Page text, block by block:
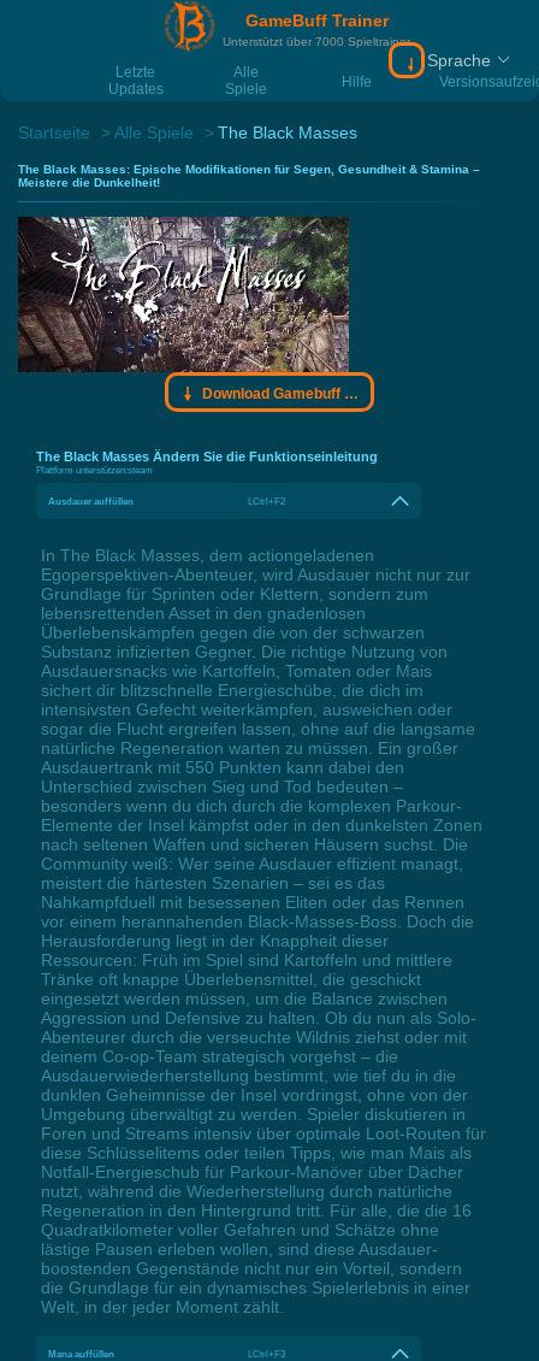
GameBuff Trainer
Unterstützt über 7000 Spieltrainer
Letzte
Updates
Alle
Spiele
Hilfe
Download
Sprache
Startseite Alle Spiele The Black Masses
The Black Masses: Epische Modifikationen für Segen, Gesundheit & Stamina –
Meistere die Dunkelheit!
Download Gamebuff Trainer
The Black Masses Ändern Sie die Funktionseinleitung
Plattform unterstützen:steam
Ausdauer auffüllen LCtrl+F2
In The Black Masses, dem actiongeladenen
Egoperspektiven-Abenteuer, wird Ausdauer nicht nur zur
Grundlage für Sprinten oder Klettern, sondern zum
lebensrettenden Asset in den gnadenlosen
Überlebenskämpfen gegen die von der schwarzen
Substanz infizierten Gegner. Die richtige Nutzung von
Ausdauersnacks wie Kartoffeln, Tomaten oder Mais
sichert dir blitzschnelle Energieschübe, die dich im
intensivsten Gefecht weiterkämpfen, ausweichen oder
sogar die Flucht ergreifen lassen, ohne auf die langsame
natürliche Regeneration warten zu müssen. Ein großer
Ausdauertrank mit 550 Punkten kann dabei den
Unterschied zwischen Sieg und Tod bedeuten –
besonders wenn du dich durch die komplexen Parkour-
Elemente der Insel kämpfst oder in den dunkelsten Zonen
nach seltenen Waffen und sicheren Häusern suchst. Die
Community weiß: Wer seine Ausdauer effizient managt,
meistert die härtesten Szenarien – sei es das
Nahkampfduell mit besessenen Eliten oder das Rennen
vor einem herannahenden Black-Masses-Boss. Doch die
Herausforderung liegt in der Knappheit dieser
Ressourcen: Früh im Spiel sind Kartoffeln und mittlere
Tränke oft knappe Überlebensmittel, die geschickt
eingesetzt werden müssen, um die Balance zwischen
Aggression und Defensive zu halten. Ob du nun als Solo-
Abenteurer durch die verseuchte Wildnis ziehst oder mit
deinem Co-op-Team strategisch vorgehst – die
Ausdauerwiederherstellung bestimmt, wie tief du in die
dunklen Geheimnisse der Insel vordringst, ohne von der
Umgebung überwältigt zu werden. Spieler diskutieren in
Foren und Streams intensiv über optimale Loot-Routen für
diese Schlüsselitems oder teilen Tipps, wie man Mais als
Notfall-Energieschub für Parkour-Manöver über Dächer
nutzt, während die Wiederherstellung durch natürliche
Regeneration in den Hintergrund tritt. Für alle, die die 16
Quadratkilometer voller Gefahren und Schätze ohne
lästige Pausen erleben wollen, sind diese Ausdauer-
boostenden Gegenstände nicht nur ein Vorteil, sondern
die Grundlage für ein dynamisches Spielerlebnis in einer
Welt, in der jeder Moment zählt.
Mana auffüllen LCtrl+F3